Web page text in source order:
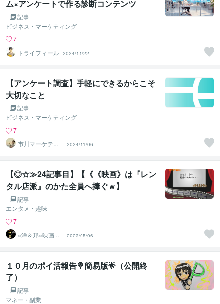
ム×アンケートで作る診断コンテンツ
記事
ビジネス・マーケティング
7
トライフィール 2024/11/22
【アンケート調査】手軽にできるからこそ
大切なこと
記事
ビジネス・マーケティング
7
市川マーケティ
ング研究所
2024/11/06
【◎☆≫24記事目】【《《映画》は『レン
タル店派』のかた全員へ捧ぐｗ】
記事
エンタメ・趣味
7
※洋＆邦※映画10
00作以上鑑賞済
のST
2023/05/06
１０月のポイ活報告🍭簡易版🌟（公開終
了）
記事
マネー・副業